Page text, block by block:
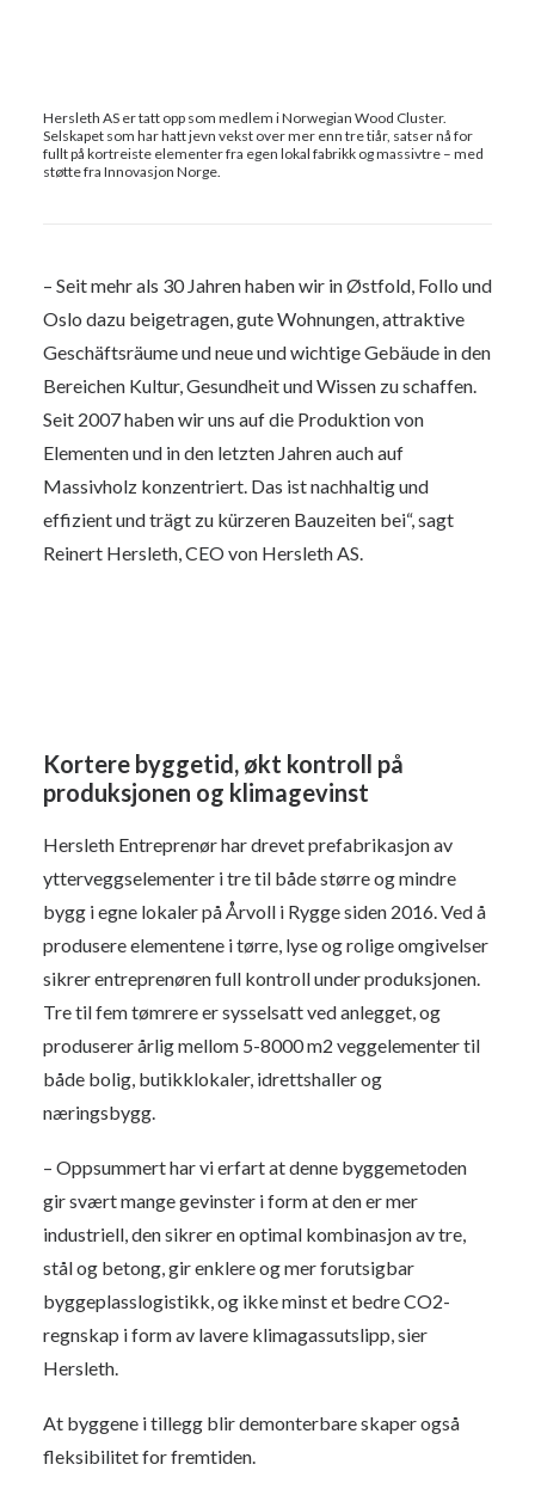
Hersleth AS er tatt opp som medlem i Norwegian Wood Cluster.
Selskapet som har hatt jevn vekst over mer enn tre tiår, satser nå for
fullt på kortreiste elementer fra egen lokal fabrikk og massivtre – med
støtte fra Innovasjon Norge.
– Seit mehr als 30 Jahren haben wir in Østfold, Follo und
Oslo dazu beigetragen, gute Wohnungen, attraktive
Geschäftsräume und neue und wichtige Gebäude in den
Bereichen Kultur, Gesundheit und Wissen zu schaffen.
Seit 2007 haben wir uns auf die Produktion von
Elementen und in den letzten Jahren auch auf
Massivholz konzentriert. Das ist nachhaltig und
effizient und trägt zu kürzeren Bauzeiten bei“, sagt
Reinert Hersleth, CEO von Hersleth AS.
Kortere byggetid, økt kontroll på
produksjonen og klimagevinst
Hersleth Entreprenør har drevet prefabrikasjon av
ytterveggselementer i tre til både større og mindre
bygg i egne lokaler på Årvoll i Rygge siden 2016. Ved å
produsere elementene i tørre, lyse og rolige omgivelser
sikrer entreprenøren full kontroll under produksjonen.
Tre til fem tømrere er sysselsatt ved anlegget, og
produserer årlig mellom 5-8000 m2 veggelementer til
både bolig, butikklokaler, idrettshaller og
næringsbygg.
– Oppsummert har vi erfart at denne byggemetoden
gir svært mange gevinster i form at den er mer
industriell, den sikrer en optimal kombinasjon av tre,
stål og betong, gir enklere og mer forutsigbar
byggeplasslogistikk, og ikke minst et bedre CO2-
regnskap i form av lavere klimagassutslipp, sier
Hersleth.
At byggene i tillegg blir demonterbare skaper også
fleksibilitet for fremtiden.